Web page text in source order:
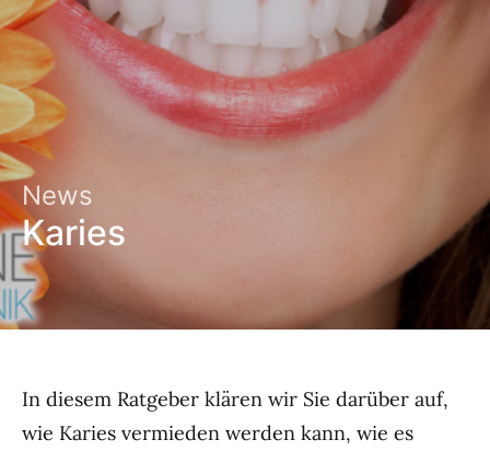
News
Karies
In diesem Ratgeber klären wir Sie darüber auf,
wie Karies vermieden werden kann, wie es